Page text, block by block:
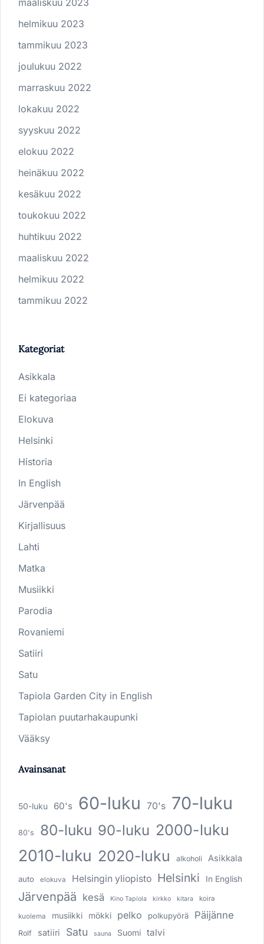
maaliskuu 2023
helmikuu 2023
tammikuu 2023
joulukuu 2022
marraskuu 2022
lokakuu 2022
syyskuu 2022
elokuu 2022
heinäkuu 2022
kesäkuu 2022
toukokuu 2022
huhtikuu 2022
maaliskuu 2022
helmikuu 2022
tammikuu 2022
Kategoriat
Asikkala
Ei kategoriaa
Elokuva
Helsinki
Historia
In English
Järvenpää
Kirjallisuus
Lahti
Matka
Musiikki
Parodia
Rovaniemi
Satiiri
Satu
Tapiola Garden City in English
Tapiolan puutarhakaupunki
Vääksy
Avainsanat
50-luku 60's 60-luku 70's 70-luku
80's 80-luku 90-luku 2000-luku
2010-luku 2020-luku alkoholi Asikkala
auto elokuva Helsingin yliopisto Helsinki In English
Järvenpää kesä Kino Tapiola kirkko kitara koira
kuolema musiikki mökki pelko polkupyörä Päijänne
Rolf satiiri Satu sauna Suomi talvi